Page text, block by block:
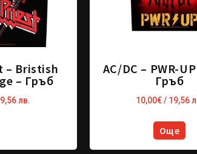
– Bristish
– Гръб
лв.
AC/DC – PWR-
Гръб
10,00€/ 19,56
Още